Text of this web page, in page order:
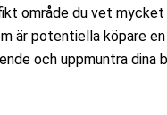
område du vet
är potentiella köpare
och uppmuntra